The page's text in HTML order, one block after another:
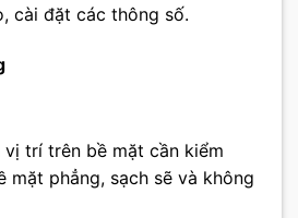
cài đặt các thông số.
vị trí trên bề mặt cần kiểm
mặt phẳng, sạch sẽ và không